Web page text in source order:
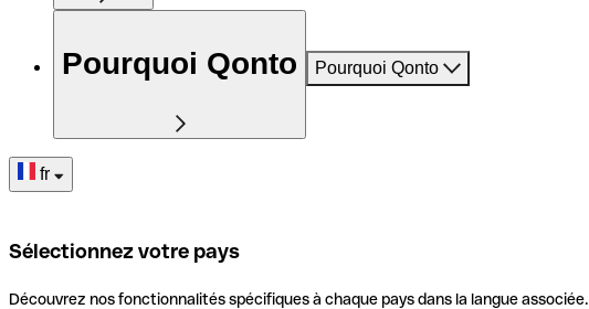
Pourquoi Qonto Pourquoi Qonto
fr
Sélectionnez votre pays
Découvrez nos fonctionnalités spécifiques à chaque pays dans la langue associée.